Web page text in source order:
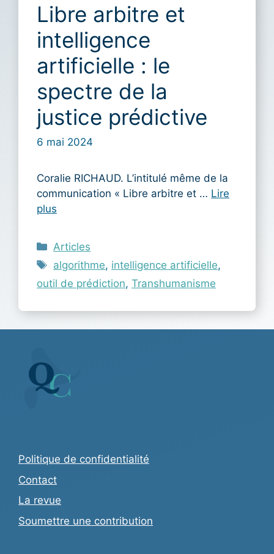
Libre arbitre et
intelligence
artificielle : le
spectre de la
justice prédictive
6 mai 2024
Coralie RICHAUD. L’intitulé même de la
communication « Libre arbitre et … Lire
plus
Catégories
Articles
Étiquettes
algorithme, intelligence artificielle,
outil de prédiction, Transhumanisme
Politique de confidentialité
Contact
La revue
Soumettre une contribution